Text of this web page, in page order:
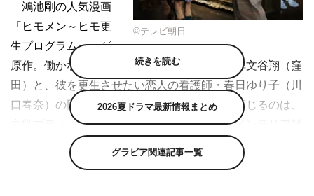
©テレビ朝日
鴻池剛の人気漫画
「ヒモメン～ヒモ更
生プログラム～」が
原作。働かないことに全力を尽くすヒモ男の碑文谷翔（窪
田）と、彼を更生させたい恋人の看護師・春日ゆり子（川
口春奈）の同棲生活を描くコメディ。箕輪が演じるのは、
高級ブティックの店員。年商数十億円を誇るインテリア雑
貨会社のカリスマ社長・加賀美香（高岡早紀）に連れられ
店にやって来た翔を、オシャレに変身させる。
続きを読む
2026夏ドラマ最新情報まとめ
グラビア関連記事一覧